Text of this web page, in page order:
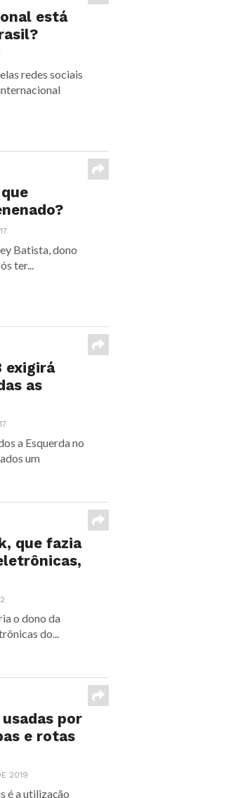
está
redes sociais
Batista, dono
ter...
exigirá
as
a Esquerda no
um
que fazia
o dono da
do...
por
e rotas
2019
é a utilização